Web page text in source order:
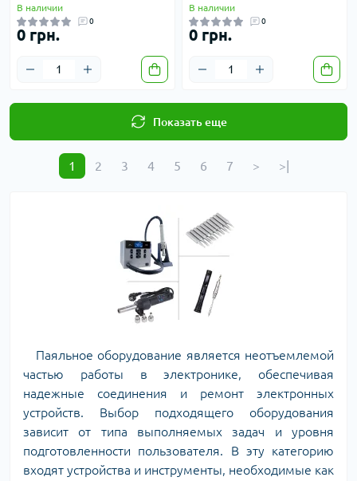
В наличии
0
0 грн.
В наличии
0
0 грн.
Показать еще
1 2 3 4 5 6 7 > >|
Паяльное оборудование является неотъемлемой
частью работы в электронике, обеспечивая
надежные соединения и ремонт электронных
устройств. Выбор подходящего оборудования
зависит от типа выполняемых задач и уровня
подготовленности пользователя. В эту категорию
входят устройства и инструменты, необходимые как